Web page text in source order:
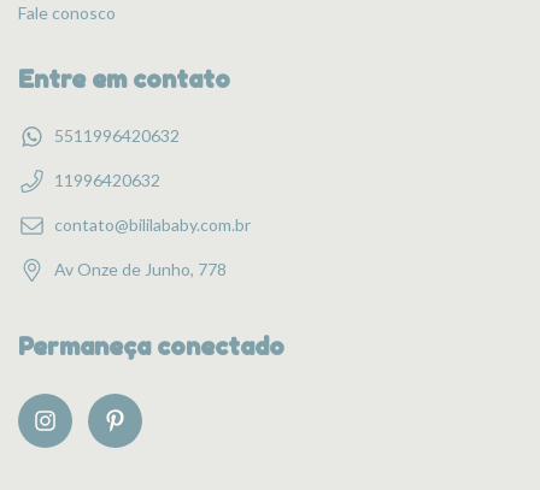
Fale conosco
Entre em contato
5511996420632
11996420632
contato@bililababy.com.br
Av Onze de Junho, 778
Permaneça conectado